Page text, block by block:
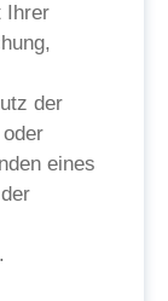
Ihrer
der
eines